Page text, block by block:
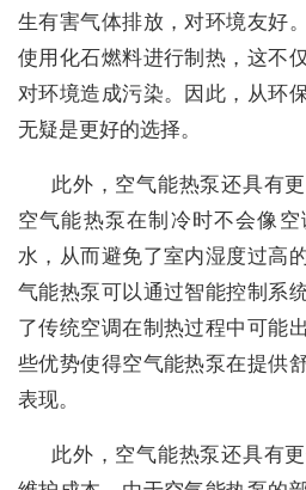
生有害气体排放，对环境友好
使用化石燃料进行制热，这不
对环境造成污染。因此，从环
无疑是更好的选择。
此外，空气能热泵还具有
空气能热泵在制冷时不会像
水，从而避免了室内湿度过高
气能热泵可以通过智能控制系
了传统空调在制热过程中可能
些优势使得空气能热泵在提供
表现。
此外，空气能热泵还具有